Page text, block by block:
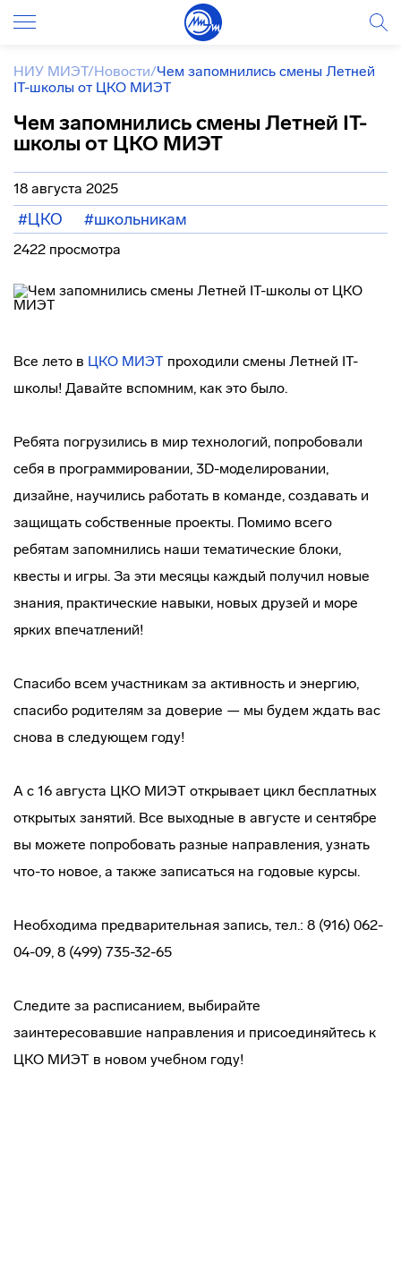
НИУ МИЭТ/Новости/Чем запомнились смены Летней
IT-школы от ЦКО МИЭТ
Чем запомнились смены Летней IT-
школы от ЦКО МИЭТ
18 августа 2025
#ЦКО #школьникам
2422 просмотра
Все лето в ЦКО МИЭТ проходили смены Летней IT-
школы! Давайте вспомним, как это было.
Ребята погрузились в мир технологий, попробовали
себя в программировании, 3D-моделировании,
дизайне, научились работать в команде, создавать и
защищать собственные проекты. Помимо всего
ребятам запомнились наши тематические блоки,
квесты и игры. За эти месяцы каждый получил новые
знания, практические навыки, новых друзей и море
ярких впечатлений!
Спасибо всем участникам за активность и энергию,
спасибо родителям за доверие — мы будем ждать вас
снова в следующем году!
А с 16 августа ЦКО МИЭТ открывает цикл бесплатных
открытых занятий. Все выходные в августе и сентябре
вы можете попробовать разные направления, узнать
что-то новое, а также записаться на годовые курсы.
Необходима предварительная запись, тел.: 8 (916) 062-
04-09, 8 (499) 735-32-65
Следите за расписанием, выбирайте
заинтересовавшие направления и присоединяйтесь к
ЦКО МИЭТ в новом учебном году!